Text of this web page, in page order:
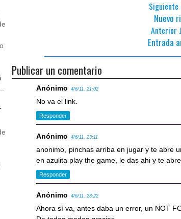
Siguiente
Nuevo
Anterior
Entrada
Publicar un comentario
Anónimo 4/6/11, 21:02
No va el link.
Responder
Anónimo 4/6/11, 23:11
anonimo, pinchas arriba en jugar y te abre
en azulita play the game, le das ahi y te
Responder
Anónimo 4/6/11, 23:22
Ahora sí va, antes daba un error, un NOT